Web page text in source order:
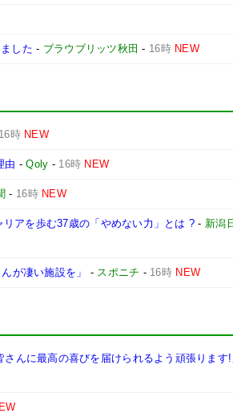
した - ブラウブリッツ秋田 - 16時 NEW
16時 NEW
由 -Qoly - 16時 NEW
- 16時 NEW
アを歩む37歳の「やめない力」とは ? - 新潟
が凄い施設を」 - スポニチ - 16時 NEW
んに最高の喜びを届けられるよう頑張ります!